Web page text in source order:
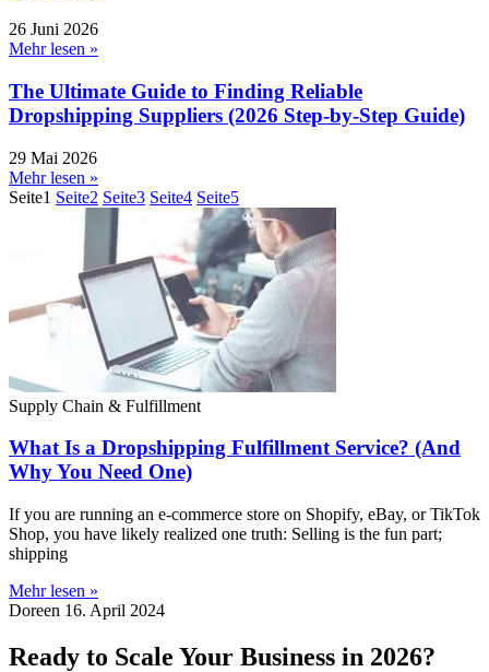
26 Juni 2026
Mehr lesen »
The Ultimate Guide to Finding Reliable
Dropshipping Suppliers (2026 Step-by-Step Guide)
29 Mai 2026
Mehr lesen »
Seite1 Seite2 Seite3 Seite4 Seite5
Supply Chain & Fulfillment
What Is a Dropshipping Fulfillment Service? (And
Why You Need One)
If you are running an e-commerce store on Shopify, eBay, or TikTok
Shop, you have likely realized one truth: Selling is the fun part;
shipping
Mehr lesen »
Doreen 16. April 2024
Ready to Scale Your Business in 2026?